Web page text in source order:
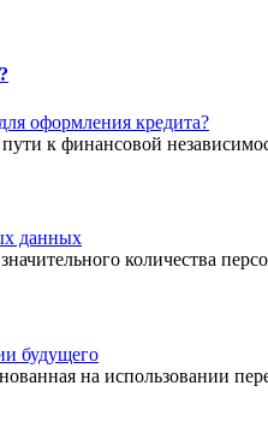
к финансовой
количества
на использовании